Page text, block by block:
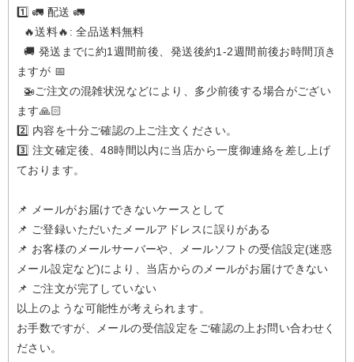
1️⃣ 🚛 配送 🚛
🔥送料🔥: 全品送料無料
🚚 発送までに約1週間前後、発送後約1-2週間前後お時間頂き
ますが 📅
🚁️ご注文の混雑状況などにより、多少前後する場合がござい
ます🙏🏻
2️⃣ 内容を十分ご確認の上ご注文ください。
3️⃣ 注文確定後、48時間以内に当店から一度御連絡を差し上げ
ております。
📌 メールがお届けできないケースとして
📌 ご登録いただいたメールアドレスに誤りがある
📌 お客様のメールサーバーや、メールソフトの受信設定(迷惑
メール設定など)により、当店からのメールがお届けできない
📌 ご注文が完了していない
以上のような可能性が考えられます。
お手数ですが、メールの受信設定をご確認の上お問い合わせく
ださい。